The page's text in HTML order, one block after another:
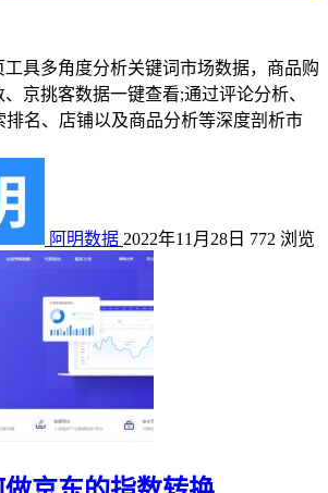
工具多角度分析关键词市场数据，商品购
京挑客数据一键查看;通过评论分析、
名、店铺以及商品分析等深度剖析市
阿明数据 2022年11月28日 772 浏览